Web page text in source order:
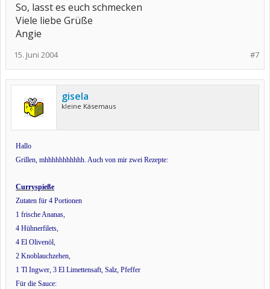
So, lasst es euch schmecken
Viele liebe Grüße
Angie
#7
15. Juni 2004
gisela
kleine Käsemaus
Hallo
Grillen, mhhhhhhhhhhh. Auch von mir zwei Rezepte:
Curryspieße
Zutaten für 4 Portionen
1 frische Ananas,
4 Hühnerfilets,
4 El Olivenöl,
2 Knoblauchzehen,
1 Tl Ingwer, 3 El Limettensaft, Salz, Pfeffer
Für die Sauce: